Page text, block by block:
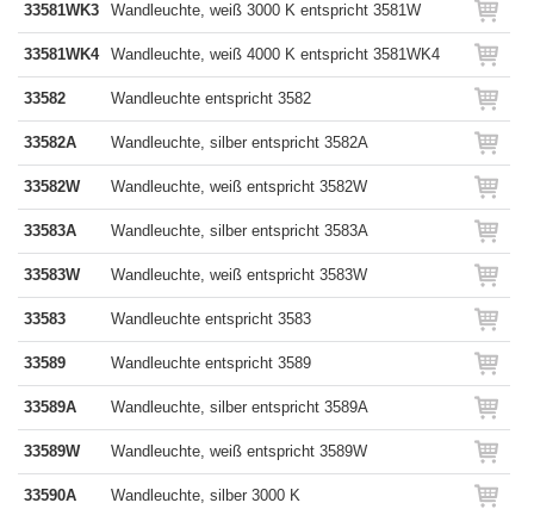
33581WK3 Wandleuchte, weiß 3000 K entspricht 3581W
33581WK4 Wandleuchte, weiß 4000 K entspricht 3581WK4
33582 Wandleuchte entspricht 3582
33582A Wandleuchte, silber entspricht 3582A
33582W Wandleuchte, weiß entspricht 3582W
33583A Wandleuchte, silber entspricht 3583A
33583W Wandleuchte, weiß entspricht 3583W
33583 Wandleuchte entspricht 3583
33589 Wandleuchte entspricht 3589
33589A Wandleuchte, silber entspricht 3589A
33589W Wandleuchte, weiß entspricht 3589W
33590A Wandleuchte, silber 3000 K